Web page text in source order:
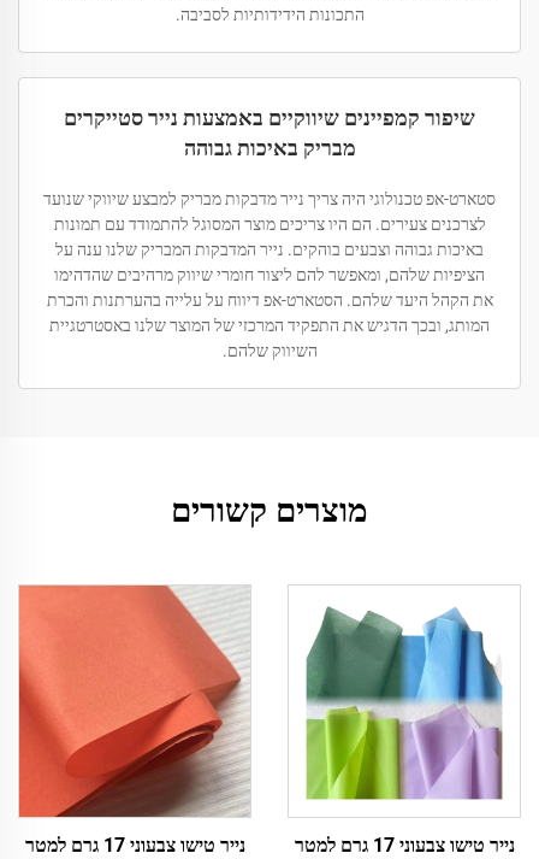
התכונות הידידותיות לסביבה.
שיפור קמפיינים שיווקיים באמצעות נייר סטייקרים
מבריק באיכות גבוהה
סטארט-אפ טכנולוגי היה צריך נייר מדבקות מבריק למבצע שיווקי שנועד
לצרכנים צעירים. הם היו צריכים מוצר המסוגל להתמודד עם תמונות
באיכות גבוהה וצבעים בוהקים. נייר המדבקות המבריק שלנו ענה על
הציפיות שלהם, ומאפשר להם ליצור חומרי שיווק מרהיבים שהדהימו
את הקהל היעד שלהם. הסטארט-אפ דיווח על עלייה בהערתנות והכרת
המותג, ובכך הדגיש את התפקיד המרכזי של המוצר שלנו באסטרטגיית
השיווק שלהם.
מוצרים קשורים
נייר טישו צבעוני 17 גרם למטר
נייר טישו צבעוני 17 גרם למטר